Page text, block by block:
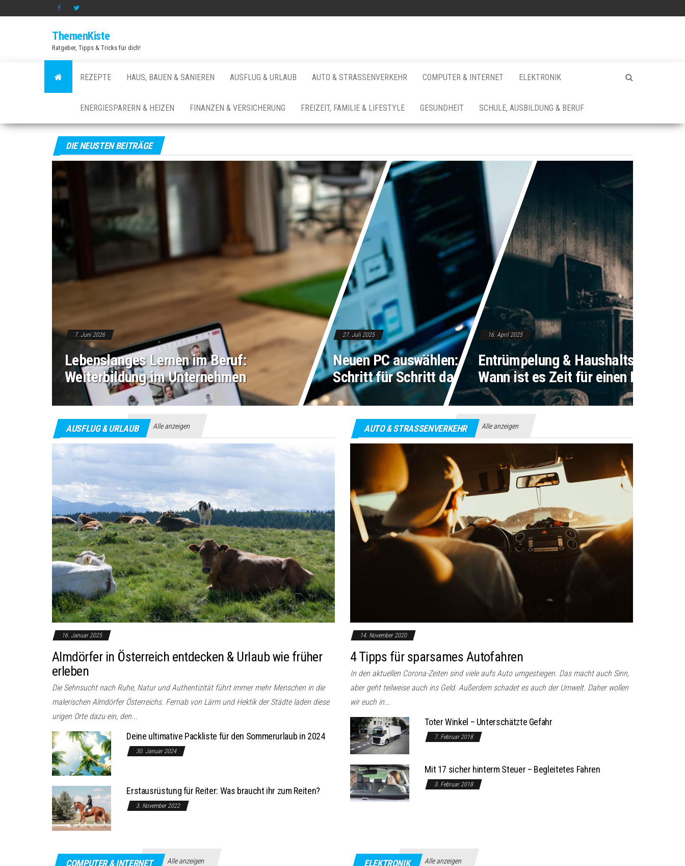
ThemenKiste
Ratgeber, Tipps & Tricks für dich!
REZEPTE HAUS, BAUEN & SANIEREN AUSFLUG & URLAUB AUTO & STRASSENVERKEHR COMPUTER & INTERNET ELEKTRONIK
ENERGIESPARERN & HEIZEN FINANZEN & VERSICHERUNG FREIZEIT, FAMILIE & LIFESTYLE GESUNDHEIT SCHULE, AUSBILDUNG & BERUF
DIE NEUSTEN BEITRÄGE
7. Juni 2026
Lebenslanges Lernen im Beruf:
Weiterbildung im Unternehmen
27. Juli 2025
Neuen PC auswählen: So findest du
Schritt für Schritt das richtige Modell
16. April 2025
Entrümpelung &
Wann ist es Zeit für einen
AUSFLUG & URLAUB Alle anzeigen
16. Januar 2025
Almdörfer in Österreich entdecken & Urlaub wie früher
erleben
Die Sehnsucht nach Ruhe, Natur und Authentizität führt immer mehr Menschen in die
malerischen Almdörfer Österreichs. Fernab von Lärm und Hektik der Städte laden diese
urigen Orte dazu ein, den...
Deine ultimative Packliste für den Sommerurlaub in 2024
30. Januar 2024
Erstausrüstung für Reiter: Was braucht ihr zum Reiten?
3. November 2022
AUTO & STRASSENVERKEHR Alle anzeigen
14. November 2020
4 Tipps für sparsames Autofahren
In den aktuellen Corona-Zeiten sind viele aufs Auto umgestiegen. Das macht auch Sinn,
aber geht teilweise auch ins Geld. Außerdem schadet es auch der Umwelt. Daher wollen
wir euch in...
Toter Winkel – Unterschätzte Gefahr
7. Februar 2018
Mit 17 sicher hinterm Steuer – Begleitetes Fahren
3. Februar 2018
COMPUTER & INTERNET Alle anzeigen ELEKTRONIK Alle anzeigen